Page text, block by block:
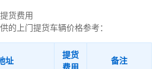
货费用
的上门提货车辆价格参考：
址
提货
备注